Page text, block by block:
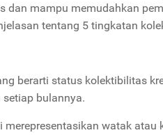
dan mampu memudahkan
tentang 5 tingkatan
berarti status kolektibilitas
bulannya.
watak